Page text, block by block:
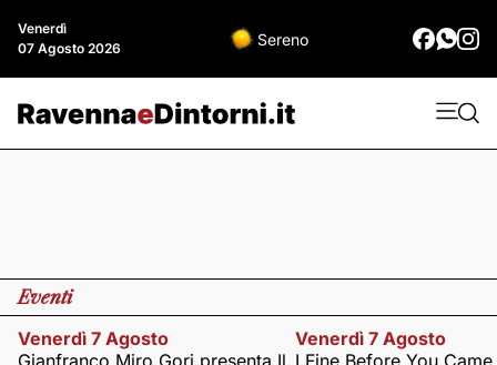
Venerdì
07 Agosto 2026
Sereno
Eventi
Venerdì 7 Agosto
Gianfranco Miro Gori presenta Il
Venerdì 7 Agosto
I Fine Before You